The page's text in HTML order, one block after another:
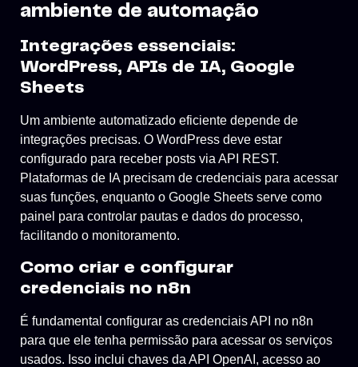
ambiente de automação
Integrações essenciais:
WordPress, APIs de IA, Google
Sheets
Um ambiente automatizado eficiente depende de
integrações precisas. O WordPress deve estar
configurado para receber posts via API REST.
Plataformas de IA precisam de credenciais para acessar
suas funções, enquanto o Google Sheets serve como
painel para controlar pautas e dados do processo,
facilitando o monitoramento.
Como criar e configurar
credenciais no n8n
É fundamental configurar as credenciais API no n8n
para que ele tenha permissão para acessar os serviços
usados. Isso inclui chaves da API OpenAI, acesso ao